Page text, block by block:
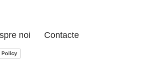
noi Contacte
Policy